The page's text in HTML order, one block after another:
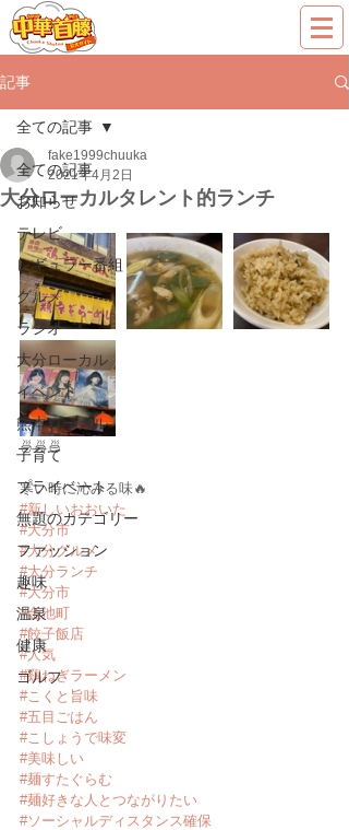
記事
全ての記事
お知らせ
テレビ
レギュラー番組
グルメ
ラジオ
大分ローカル
イベント
熊本ローカル
子育て
プライベート
無題のカテゴリー
ファッション
趣味
温泉
健康
ゴルフ
全ての記事
大分ローカルタレント的ランチ
fake1999chuuka
2021年4月2日
🍜🍜🍜
寒い時に沁みる味🔥
#新しいおおいた
#大分市
#大分グルメ
#大分ランチ
#大分市
#金池町
#餃子飯店
#人気
#鷄ねぎラーメン
#こくと旨味
#五目ごはん
#こしょうで味変
#美味しい
#麺すたぐらむ
#麺好きな人とつながりたい
#ソーシャルディスタンス確保